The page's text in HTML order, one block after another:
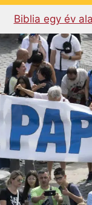
Biblia egy év